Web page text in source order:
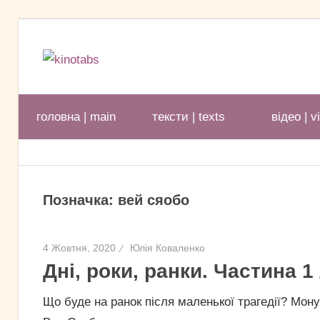
головна | main тексти | texts відео |
Позначка: вей сяобо
4 Жовтня, 2020 Юлія Коваленко
Дні, роки, ранки. Частина 1
Що буде на ранок після маленької трагедії?